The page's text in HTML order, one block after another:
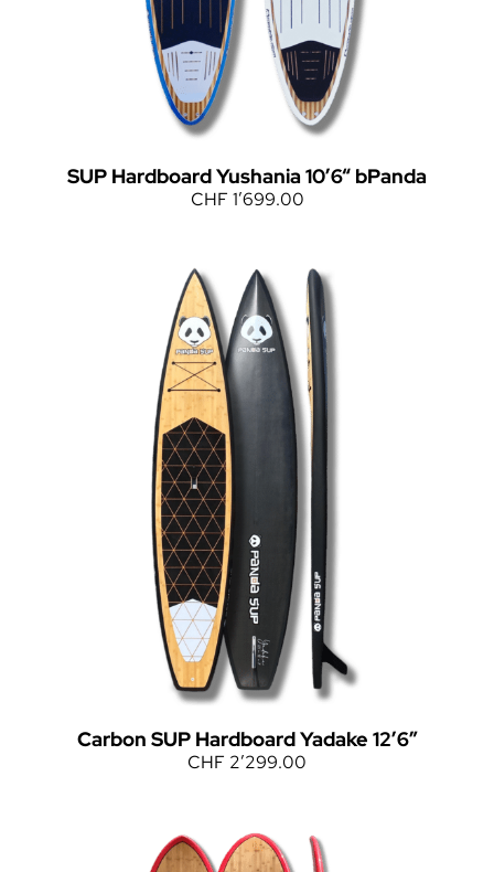
SUP Hardboard Yushania 10’6“ bPanda
CHF 1’699.00
Carbon SUP Hardboard Yadake 12’6″
CHF 2’299.00